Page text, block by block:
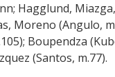
Hagglund,
Moreno (Angulo,
Boupendza
(Santos, m.77).